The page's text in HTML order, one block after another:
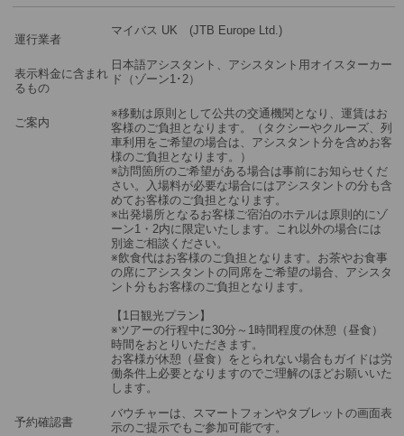
運行業者
マイバス UK (JTB Europe Ltd.)
表示料金に含まれ
るもの
日本語アシスタント、アシスタント用オイスターカー
ド（ゾーン1･2）
ご案内
※移動は原則として公共の交通機関となり、運賃はお
客様のご負担となります。（タクシーやクルーズ、列
車利用をご希望の場合は、アシスタント分を含めお客
様のご負担となります。）
※訪問箇所のご希望がある場合は事前にお知らせくだ
さい。入場料が必要な場合にはアシスタントの分も含
めてお客様のご負担となります。
※出発場所となるお客様ご宿泊のホテルは原則的にゾ
ーン1・2内に限定いたします。これ以外の場合には
別途ご相談ください。
※飲食代はお客様のご負担となります。お茶やお食事
の席にアシスタントの同席をご希望の場合、アシスタ
ント分もお客様のご負担となります。
【1日観光プラン】
※ツアーの行程中に30分～1時間程度の休憩（昼食）
時間をおとりいただきます。
お客様が休憩（昼食）をとられない場合もガイドは労
働条件上必要となりますのでご理解のほどお願いいた
します。
予約確認書
バウチャーは、スマートフォンやタブレットの画面表
示のご提示でもご参加可能です。